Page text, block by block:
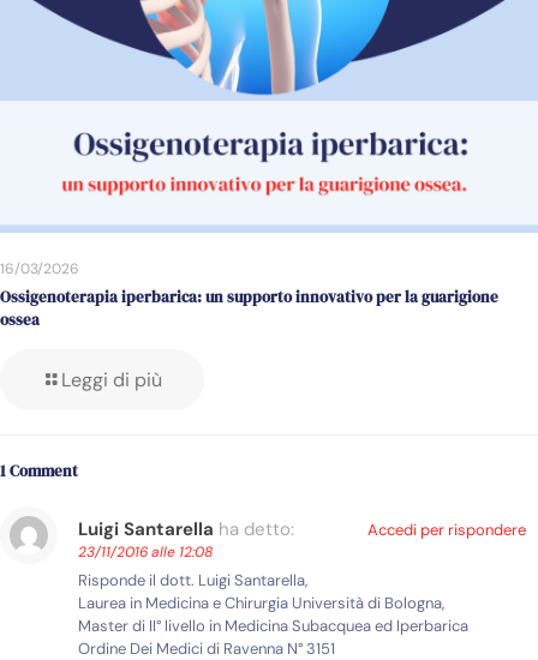
16/03/2026
Ossigenoterapia iperbarica: un supporto innovativo per la guarigione
ossea
Leggi di più
1 Comment
Luigi Santarella ha detto:
23/11/2016 alle 12:08
Risponde il dott. Luigi Santarella,
Laurea in Medicina e Chirurgia Università di Bologna,
Master di II° livello in Medicina Subacquea ed Iperbarica
Ordine Dei Medici di Ravenna N° 3151
Accedi per rispondere